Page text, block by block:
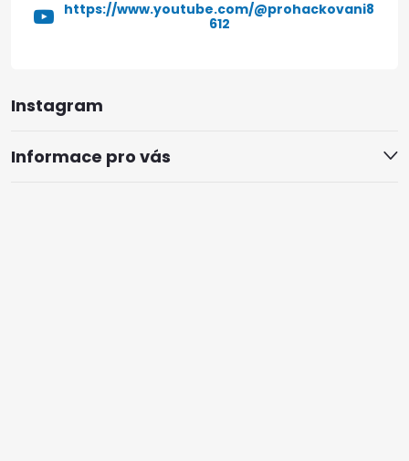
Instagram
Informace pro vás
https://www.youtube.com/@prohackovani8
612